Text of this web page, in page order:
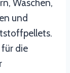
Waschen,
und
die